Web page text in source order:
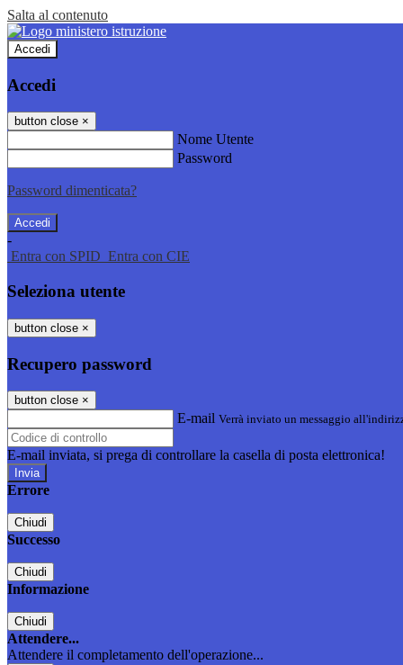
Salta al contenuto
Accedi
Accedi
button close ×
Nome Utente
Password
Password dimenticata?
-
Entra con SPID Entra con CIE
Seleziona utente
button close ×
Recupero password
button close ×
E-mail Verrà inviato un messaggio
E-mail inviata, si prega di controllare la casella di posta elettronica!
Errore
Chiudi
Successo
Chiudi
Informazione
Chiudi
Attendere...
Attendere il completamento dell'operazione...